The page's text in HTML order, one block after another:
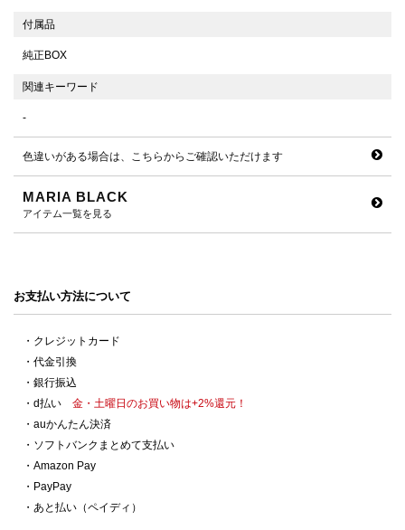
付属品
純正BOX
関連キーワード
-
色違いがある場合は、こちらからご確認いただけます
MARIA BLACK
アイテム一覧を見る
お支払い方法について
・クレジットカード
・代金引換
・銀行振込
・d払い 金・土曜日のお買い物は+2%還元！
・auかんたん決済
・ソフトバンクまとめて支払い
・Amazon Pay
・PayPay
・あと払い（ペイディ）